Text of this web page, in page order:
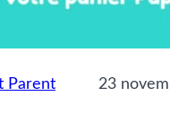
Parent 23